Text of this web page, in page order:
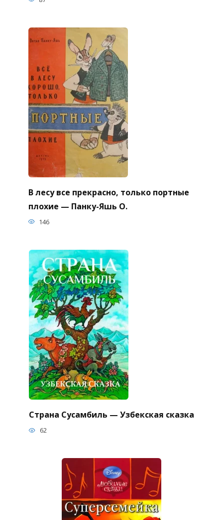
В лесу все прекрасно, только портные
плохие — Панку-Яшь О.
146
Страна Сусамбиль — Узбекская сказка
62